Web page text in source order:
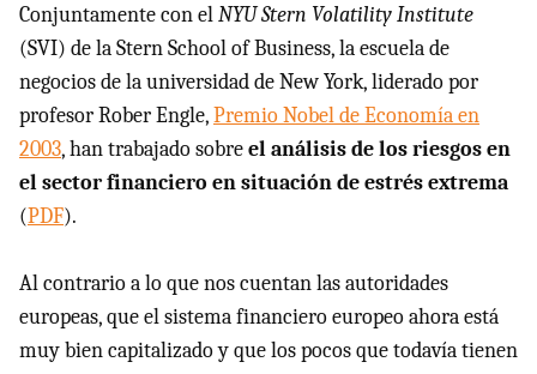
Conjuntamente con elNYU Stern Volatility Institute
(SVI) de la Stern School of Business, la escuela de
negocios de la universidad de New York, liderado por
profesor Rober Engle,Premio Nobel de Economía en
2003, han trabajado sobreel análisis de los riesgos en
el sector financiero en situación de estrés extrema
(PDF).
Al contrario a lo que nos cuentan las autoridades
europeas, que el sistema financiero europeo ahora está
muy bien capitalizado y que los pocos que todavía tienen